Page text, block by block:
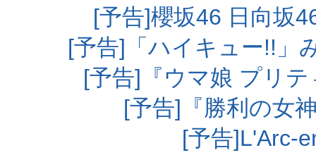
[予告]櫻坂46 日向坂
[予告]「ハイキュー!!」
[予告]『ウマ娘 プリ
[予告]『勝利の女
[予告]L'Arc-